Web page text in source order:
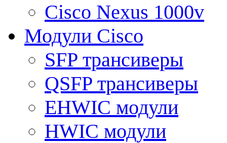
Cisco Nexus 1000v
Модули Cisco
SFP трансиверы
QSFP трансиверы
EHWIC модули
HWIC модули